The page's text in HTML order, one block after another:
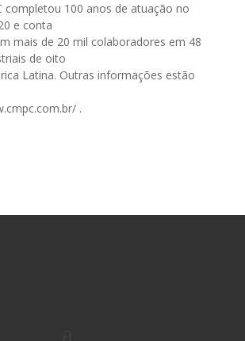
completou 100 anos de atuação no
e conta
mais de 20 mil colaboradores em 48
de oito
Latina. Outras informações estão
.